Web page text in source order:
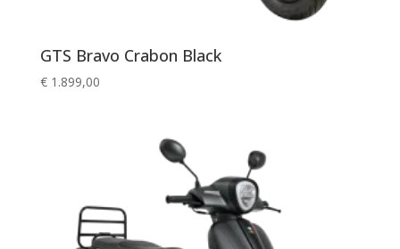
GTS Bravo Crabon Black
€1.899,00